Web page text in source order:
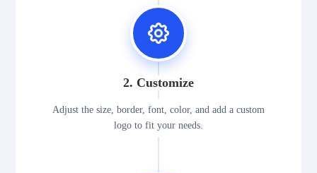
2. Customize
Adjust the size, border, font, color, and add a custom
logo to fit your needs.